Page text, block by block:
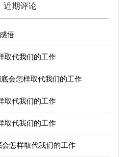
近期评论
悟
取代我们的工作
会怎样取代我们的工作
取代我们的工作
取代我们的工作
会怎样取代我们的工作